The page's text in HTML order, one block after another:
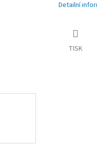
Detailní
TISK